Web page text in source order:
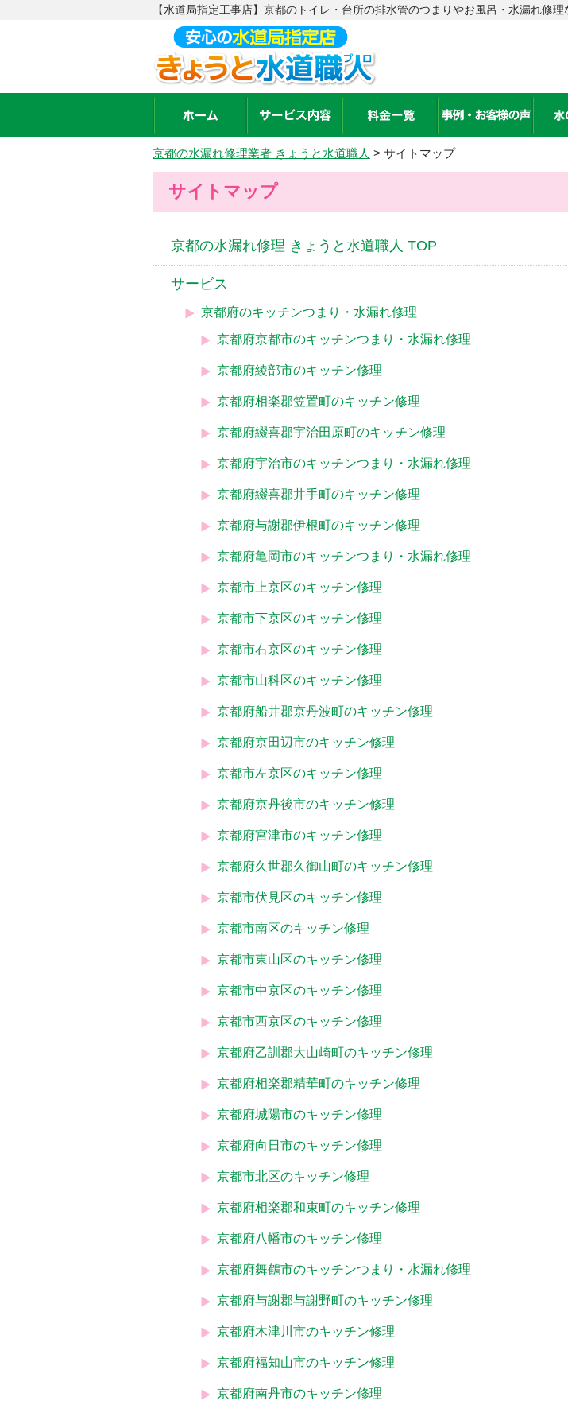
【水道局指定工事店】京都のトイレ・台所の排水管のつまりやお風呂・水漏れ修
京都の水漏れ修理業者 きょうと水道職人 > サイトマップ
サイトマップ
京都の水漏れ修理 きょうと水道職人 TOP
サービス
京都府のキッチンつまり・水漏れ修理
京都府京都市のキッチンつまり・水漏れ修理
京都府綾部市のキッチン修理
京都府相楽郡笠置町のキッチン修理
京都府綴喜郡宇治田原町のキッチン修理
京都府宇治市のキッチンつまり・水漏れ修理
京都府綴喜郡井手町のキッチン修理
京都府与謝郡伊根町のキッチン修理
京都府亀岡市のキッチンつまり・水漏れ修理
京都市上京区のキッチン修理
京都市下京区のキッチン修理
京都市右京区のキッチン修理
京都市山科区のキッチン修理
京都府船井郡京丹波町のキッチン修理
京都府京田辺市のキッチン修理
京都市左京区のキッチン修理
京都府京丹後市のキッチン修理
京都府宮津市のキッチン修理
京都府久世郡久御山町のキッチン修理
京都市伏見区のキッチン修理
京都市南区のキッチン修理
京都市東山区のキッチン修理
京都市中京区のキッチン修理
京都市西京区のキッチン修理
京都府乙訓郡大山崎町のキッチン修理
京都府相楽郡精華町のキッチン修理
京都府城陽市のキッチン修理
京都府向日市のキッチン修理
京都市北区のキッチン修理
京都府相楽郡和束町のキッチン修理
京都府八幡市のキッチン修理
京都府舞鶴市のキッチンつまり・水漏れ修理
京都府与謝郡与謝野町のキッチン修理
京都府木津川市のキッチン修理
京都府福知山市のキッチン修理
京都府南丹市のキッチン修理